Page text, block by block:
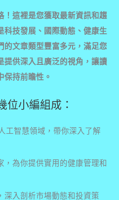
！這裡是您獲取最新資訊和趨
科技發展、國際動態、健康生
的文章類型豐富多元，滿足您
提供深入且廣泛的視角，讓讀
保持前瞻性。
位小編組成：
工智慧領域，帶你深入了解
，為你提供實用的健康管理和
深入剖析市場動態和投資策